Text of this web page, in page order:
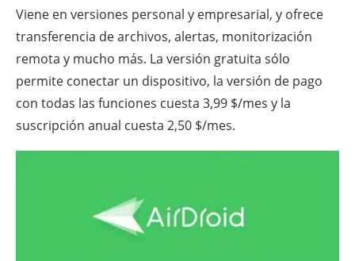
Viene en versiones personal y empresarial, y ofrece
transferencia de archivos, alertas, monitorización
remota y mucho más. La versión gratuita sólo
permite conectar un dispositivo, la versión de pago
con todas las funciones cuesta 3,99 $/mes y la
suscripción anual cuesta 2,50 $/mes.